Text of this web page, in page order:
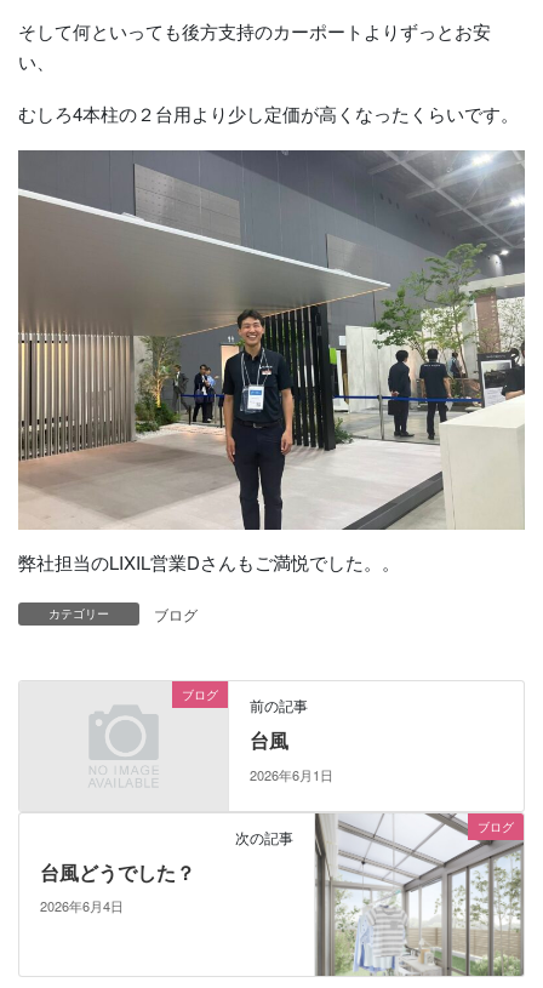
そして何といっても後方支持のカーポートよりずっとお安
い、
むしろ4本柱の２台用より少し定価が高くなったくらいです。
弊社担当のLIXIL営業Dさんもご満悦でした。。
カテゴリー ブログ
ブログ 前の記事
台風
2026年6月1日
ブログ
次の記事
台風どうでした？
2026年6月4日